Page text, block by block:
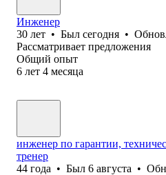
Инженер
30 лет • Был сегодня •
Рассматривает предложения
Общий опыт
6 лет 4 месяца
инженер по гарантии,
тренер
44 года • Был 6 августа •